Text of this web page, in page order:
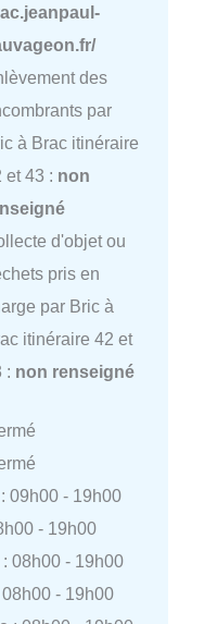
des
par
à Brac itinéraire
et 43 : non
d'objet ou
pris en
par Bric à
itinéraire 42 et
: non renseigné
09h00 - 19h00
- 19h00
08h00 - 19h00
- 19h00